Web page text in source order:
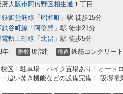
府大阪市阿倍野区相生通 １丁目
鉄御堂筋線 「 昭和町 」駅 徒歩15分
鉄谷町線 「 阿倍野 」駅 徒歩21分
電軌上町線 「 北畠 」駅 徒歩5分
年 階数 8階建 構造 鉄筋コンクリート
区！駐車場・バイク置場あり！オート
追い焚き機能などの設備完備！ 阪堺電